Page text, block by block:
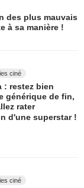
des plus mauvais
à sa manière !
ciné
: restez bien
générique de fin,
rater
d'une superstar !
ciné